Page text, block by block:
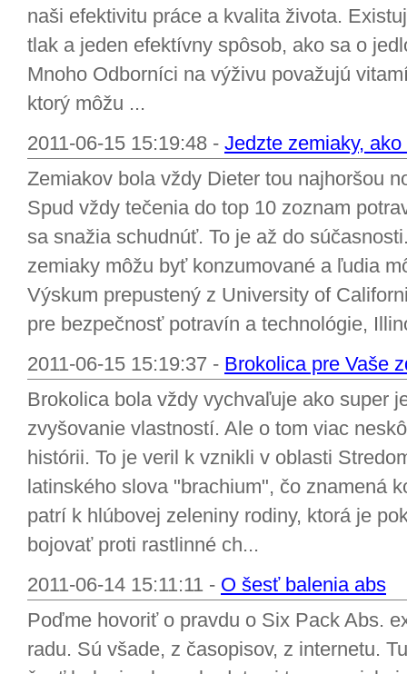
naši efektivitu práce a kvalita života.
tlak a jeden efektívny spôsob, ako sa o
Mnoho Odborníci na výživu považujú
ktorý môžu ...
2011-06-15 15:19:48 - Jedzte zemiaky,
Zemiakov bola vždy Dieter tou najhoršou
Spud vždy tečenia do top 10 zoznam
sa snažia schudnúť. To je až do
zemiaky môžu byť konzumované a ľudia
Výskum prepustený z University of
pre bezpečnosť potravín a technológie,
2011-06-15 15:19:37 - Brokolica pre Vaše
Brokolica bola vždy vychvaľuje ako super
zvyšovanie vlastností. Ale o tom viac
histórii. To je veril k vznikli v oblasti
latinského slova "brachium", čo znamená
patrí k hlúbovej zeleniny rodiny, ktorá je
bojovať proti rastlinné ch...
2011-06-14 15:11:11 - O šesť balenia abs
Poďme hovoriť o pravdu o Six Pack Abs.
radu. Sú všade, z časopisov, z internetu.